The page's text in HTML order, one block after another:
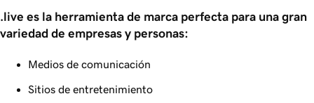
.live es la herramienta de marca perfecta para una gran
variedad de empresas y personas:
Medios de comunicación
Sitios de entretenimiento